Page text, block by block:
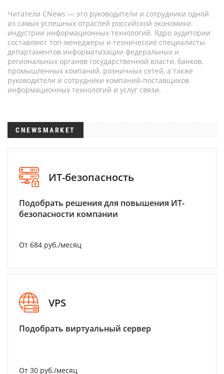
Читатели CNews — это руководители и сотрудники одной
из самых успешных отраслей российской экономики:
индустрии информационных технологий. Ядро аудитории
составляют топ-менеджеры и технические специалисты
департаментов информатизации федеральных и
региональных органов государственной власти, банков,
промышленных компаний, розничных сетей, а также
руководители и сотрудники компаний-поставщиков
информационных технологий и услуг связи.
CNEWSMARKET
ИТ-безопасность
Подобрать решения для повышения ИТ-
безопасности компании
От 684 руб./месяц
VPS
Подобрать виртуальный сервер
От 30 руб./месяц